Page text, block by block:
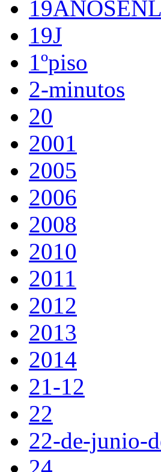
19J
1ºpiso
2-minutos
20
2001
2005
2006
2008
2010
2011
2012
2013
2014
21-12
22
22-de-junio-